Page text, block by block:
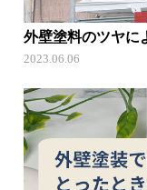
外壁塗料のツヤに
2023.06.06